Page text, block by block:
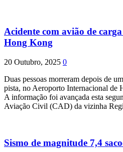
Acidente com avião de
Hong Kong
20 Outubro, 2025 0
Duas pessoas morreram depois de
pista, no Aeroporto Internacional de
A informação foi avançada esta
Aviação Civil (CAD) da vizinha
Sismo de magnitude 7,4